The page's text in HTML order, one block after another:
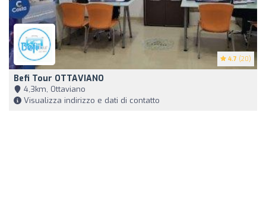
4.7 (20)
Befi Tour OTTAVIANO
4,3km, Ottaviano
Visualizza indirizzo e dati di contatto